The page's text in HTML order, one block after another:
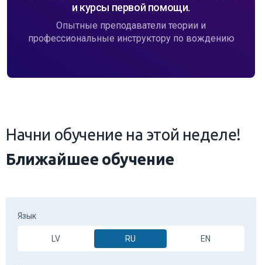
и курсы первой помощи.
Опытные преподаватели теории и
профессиональные инструктору по вождению
Начни обучение на этой неделе!
Ближайшее обучение
Язык
LV RU EN